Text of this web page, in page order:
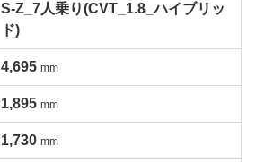
S-Z_7人乗り(CVT_1.8_ハイブリッ
ド)
4,695 mm
1,895 mm
1,730 mm